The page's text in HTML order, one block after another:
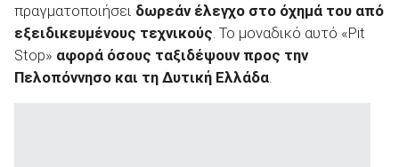
Καινούρια
πραγματοποιήσει δωρεάν έλεγχο στο όχημά του από
εξειδικευμένους τεχνικούς . Το μοναδικό αυτό «Pit
Stop» αφορά όσους ταξιδέψουν προς την
Πελοπόννησο και τη Δυτική Ελλάδα